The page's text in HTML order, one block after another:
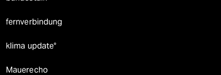
fernverbindung
klima update°
Mauerecho